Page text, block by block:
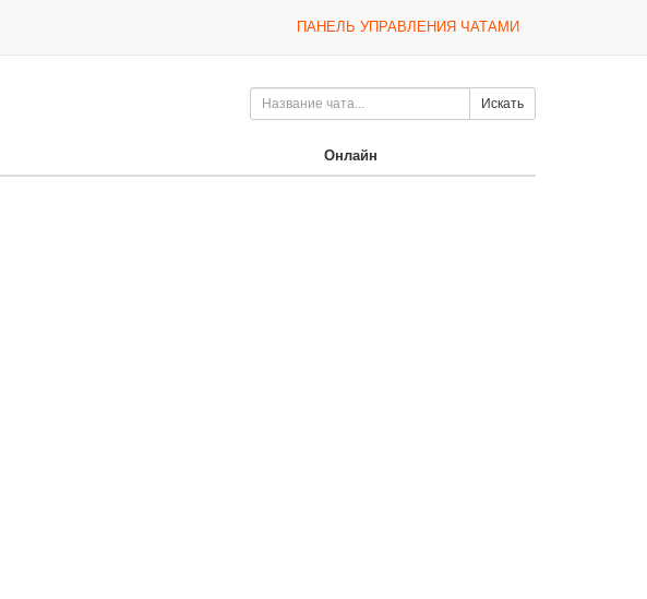
ПАНЕЛЬ УПРАВЛЕНИЯ ЧАТАМИ
Искать
Онлайн